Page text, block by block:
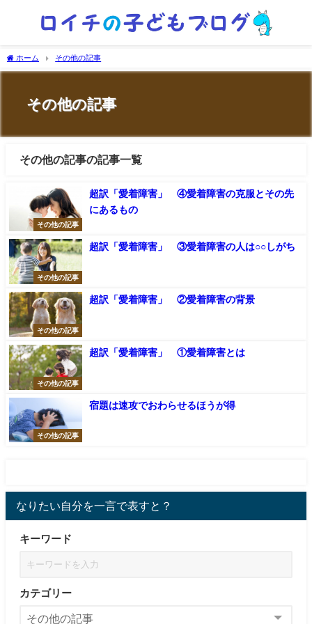
ホーム その他の記事
その他の記事
その他の記事の記事一覧
その他の記事
超訳「愛着障害」 ④愛着障害の克服とその先
にあるもの
その他の記事
超訳「愛着障害」 ③愛着障害の人は○○しがち
その他の記事
超訳「愛着障害」 ②愛着障害の背景
その他の記事
超訳「愛着障害」 ①愛着障害とは
その他の記事
宿題は速攻でおわらせるほうが得
なりたい自分を一言で表すと？
キーワード
カテゴリー